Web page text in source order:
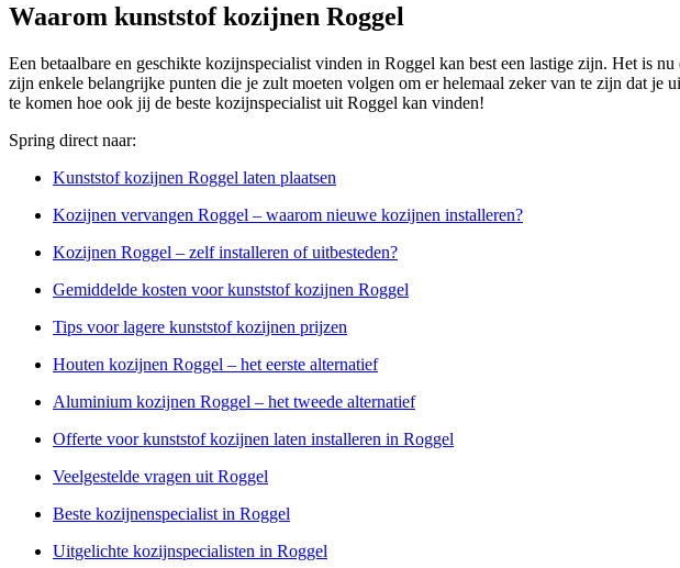
Waarom kunststof kozijnen Roggel
Een betaalbare en geschikte kozijnspecialist vinden in Roggel kan best een lastige zijn. Het is
zijn enkele belangrijke punten die je zult moeten volgen om er helemaal zeker van te zijn dat
te komen hoe ook jij de beste kozijnspecialist uit Roggel kan vinden!
Spring direct naar:
Kunststof kozijnen Roggel laten plaatsen
Kozijnen vervangen Roggel – waarom nieuwe kozijnen installeren?
Kozijnen Roggel – zelf installeren of uitbesteden?
Gemiddelde kosten voor kunststof kozijnen Roggel
Tips voor lagere kunststof kozijnen prijzen
Houten kozijnen Roggel – het eerste alternatief
Aluminium kozijnen Roggel – het tweede alternatief
Offerte voor kunststof kozijnen laten installeren in Roggel
Veelgestelde vragen uit Roggel
Beste kozijnenspecialist in Roggel
Uitgelichte kozijnspecialisten in Roggel